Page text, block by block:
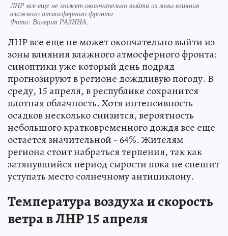
ЛНР все еще не может окончательно выйти из зоны влияния
влажного атмосферного фронта
Фото: Валерия РАЗИНА.
ЛНР все еще не может окончательно выйти из
зоны влияния влажного атмосферного фронта:
синоптики уже который день подряд
прогнозируют в регионе дождливую погоду. В
среду, 15 апреля, в республике сохранится
плотная облачность. Хотя интенсивность
осадков несколько снизится, вероятность
небольшого кратковременного дождя все еще
остается значительной - 64%. Жителям
региона стоит набраться терпения, так как
затянувшийся период сырости пока не спешит
уступать место солнечному антициклону.
Температура воздуха и скорость
ветра в ЛНР 15 апреля